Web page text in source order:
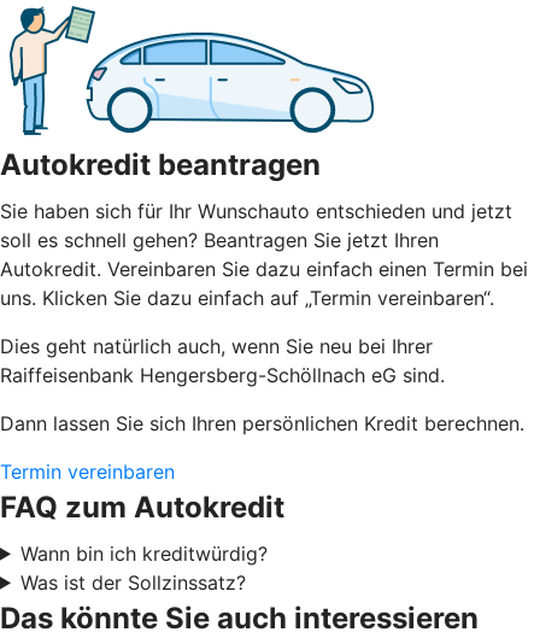
Autokredit beantragen
Sie haben sich für Ihr Wunschauto entschieden und jetzt
soll es schnell gehen? Beantragen Sie jetzt Ihren
Autokredit. Vereinbaren Sie dazu einfach einen Termin bei
uns. Klicken Sie dazu einfach auf „Termin vereinbaren“.
Dies geht natürlich auch, wenn Sie neu bei Ihrer
Raiffeisenbank Hengersberg-Schöllnach eG sind.
Dann lassen Sie sich Ihren persönlichen Kredit berechnen.
Termin vereinbaren
FAQ zum Autokredit
Wann bin ich kreditwürdig?
Was ist der Sollzinssatz?
Das könnte Sie auch interessieren